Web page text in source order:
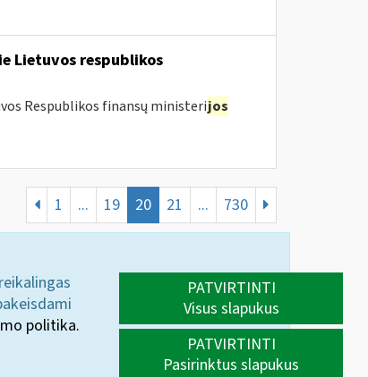
Lietuvos respublikos
Respublikos finansų ministerijos
1 ... 19 20 21 ... 730
politika.
PATVIRTINTI
Visus slapukus
PATVIRTINTI
Pasirinktus slapukus